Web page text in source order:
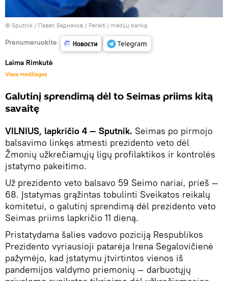
© Sputnik / Павел Бедняков / Pereiti į medijų banką
Prenumeruokite
Laima Rimkutė
Visos medžiagos
Galutinį sprendimą dėl to Seimas priims kitą
savaitę
VILNIUS, lapkričio 4 — Sputnik. Seimas po pirmojo
balsavimo linkęs atmesti prezidento veto dėl
Žmonių užkrečiamųjų ligų profilaktikos ir kontrolės
įstatymo pakeitimo.
Už prezidento veto balsavo 59 Seimo nariai, prieš —
68. Įstatymas grąžintas tobulinti Sveikatos reikalų
komitetui, o galutinį sprendimą dėl prezidento veto
Seimas priims lapkričio 11 dieną.
Pristatydama šalies vadovo poziciją Respublikos
Prezidento vyriausioji patarėja Irena Segalovičienė
pažymėjo, kad įstatymu įtvirtintos vienos iš
pandemijos valdymo priemonių — darbuotųjų